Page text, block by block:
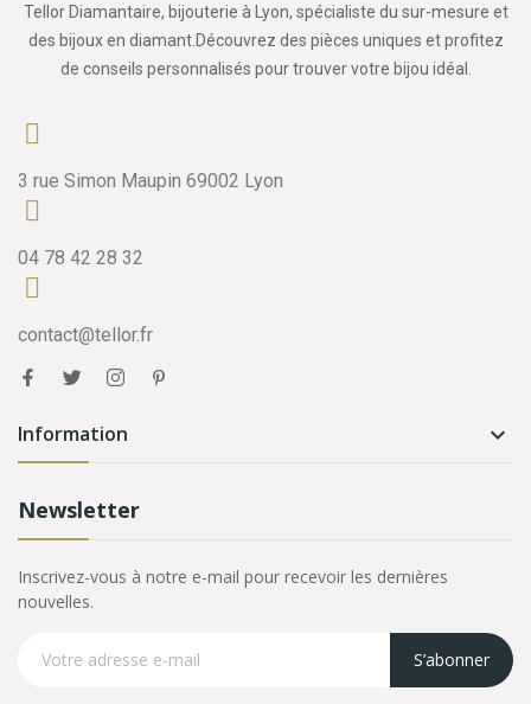
Tellor Diamantaire, bijouterie à Lyon, spécialiste du sur-mesure et
des bijoux en diamant.Découvrez des pièces uniques et profitez
de conseils personnalisés pour trouver votre bijou idéal.
3 rue Simon Maupin 69002 Lyon
04 78 42 28 32
contact@tellor.fr
Information 
Newsletter
Inscrivez-vous à notre e-mail pour recevoir les dernières
nouvelles.
S’abonner